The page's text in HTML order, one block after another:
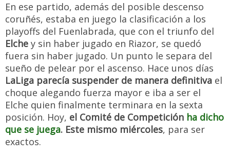
En ese partido, además del posible descenso
coruñés, estaba en juego la clasificación a los
playoffs del Fuenlabrada, que con el triunfo del
Elche y sin haber jugado en Riazor, se quedó
fuera sin haber jugado. Un punto le separa del
sueño de pelear por el ascenso. Hace unos días
LaLiga parecía suspender de manera definitiva el
choque alegando fuerza mayor e iba a ser el
Elche quien finalmente terminara en la sexta
posición. Hoy, el Comité de Competición ha dicho
que se juega. Este mismo miércoles, para ser
exactos.